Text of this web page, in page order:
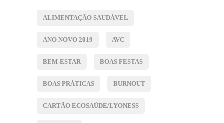
ALIMENTAÇÃO SAUDÁVEL
ANO NOVO 2019 AVC
BEM-ESTAR BOAS FESTAS
BOAS PRÁTICAS BURNOUT
CARTÃO ECOSAÚDE/LYONESS